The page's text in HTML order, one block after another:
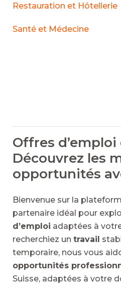
Restauration et Hôtellerie
Santé et Médecine
Offres d’emploi
Découvrez les
opportunités
Bienvenue sur la
partenaire idéal pour
d’emploi adaptées à
recherchiez un travail
temporaire, nous vous
opportunités
Suisse, adaptées à votre